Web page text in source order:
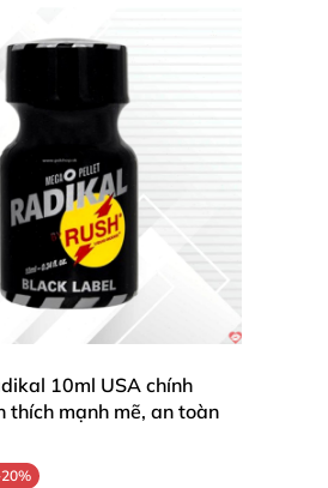
10ml USA chính
thích mạnh mẽ, an toàn